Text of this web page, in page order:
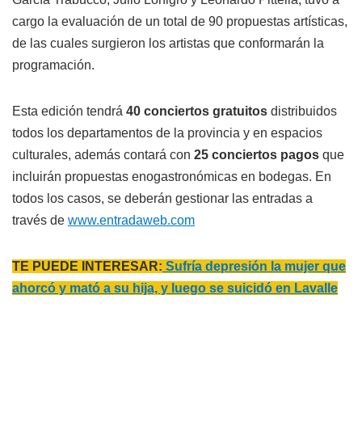
cargo la evaluación de un total de 90 propuestas artísticas,
de las cuales surgieron los artistas que conformarán la
programación.
Esta edición tendrá 40 conciertos gratuitos distribuidos
todos los departamentos de la provincia y en espacios
culturales, además contará con 25 conciertos pagos que
incluirán propuestas enogastronómicas en bodegas. En
todos los casos, se deberán gestionar las entradas a
través de www.entradaweb.com
TE PUEDE INTERESAR: Sufría depresión la mujer que
ahorcó y mató a su hija, y luego se suicidó en Lavalle